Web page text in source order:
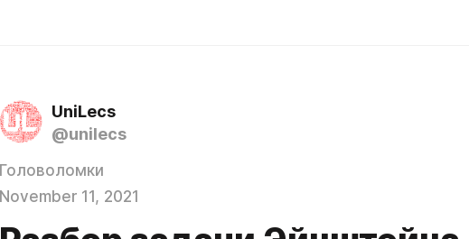
UniLecs
@unilecs
Головоломки
November 11, 2021